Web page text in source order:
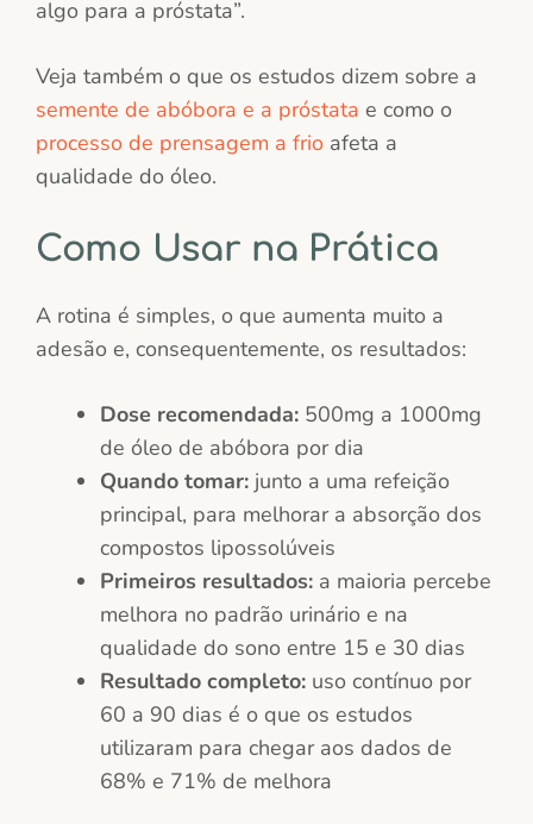
algo para a próstata”.
Veja também o que os estudos dizem sobre a
semente de abóbora e a próstata e como o
processo de prensagem a frio afeta a
qualidade do óleo.
Como Usar na Prática
A rotina é simples, o que aumenta muito a
adesão e, consequentemente, os resultados:
Dose recomendada: 500mg a 1000mg
de óleo de abóbora por dia
Quando tomar: junto a uma refeição
principal, para melhorar a absorção dos
compostos lipossolúveis
Primeiros resultados: a maioria percebe
melhora no padrão urinário e na
qualidade do sono entre 15 e 30 dias
Resultado completo: uso contínuo por
60 a 90 dias é o que os estudos
utilizaram para chegar aos dados de
68% e 71% de melhora